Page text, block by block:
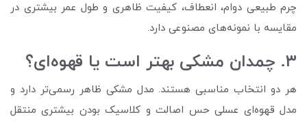
چرم طبیعی دوام، انعطاف، کیفیت ظاهری و طول عمر بیشتری در
مقایسه با نمونه‌های مصنوعی دارد.
۳. چمدان مشکی بهتر است یا قهوه‌ای؟
هر دو انتخاب مناسبی هستند. مدل مشکی ظاهر رسمی‌تر دارد و
مدل قهوه‌ای عسلی حس اصالت و کلاسیک بودن بیشتری منتقل